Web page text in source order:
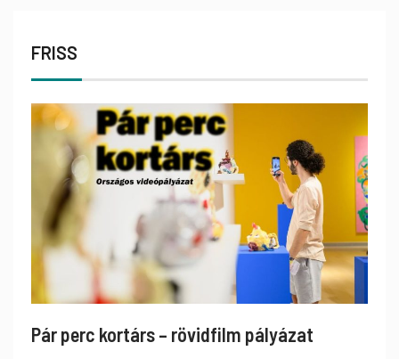
FRISS
Pár perc kortárs – rövidfilm pályázat